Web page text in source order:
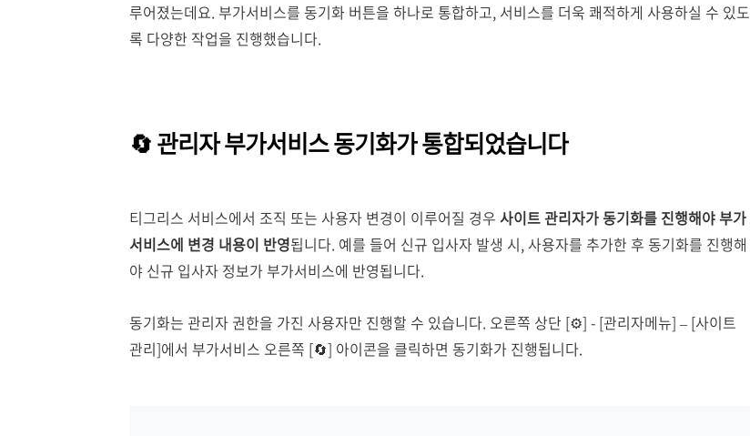
루어졌는데요. 부가서비스를 동기화 버튼을 하나로 통합하고, 서비스를 더욱 쾌적하게 사용하실 수 있도
록 다양한 작업을 진행했습니다.
🔄️ 관리자 부가서비스 동기화가 통합되었습니다
티그리스 서비스에서 조직 또는 사용자 변경이 이루어질 경우 사이트 관리자가 동기화를 진행해야 부가
서비스에 변경 내용이 반영됩니다. 예를 들어 신규 입사자 발생 시, 사용자를 추가한 후 동기화를 진행해
야 신규 입사자 정보가 부가서비스에 반영됩니다.
동기화는 관리자 권한을 가진 사용자만 진행할 수 있습니다. 오른쪽 상단 [⚙️] - [관리자메뉴] – [사이트
관리]에서 부가서비스 오른쪽 [🔄️] 아이콘을 클릭하면 동기화가 진행됩니다.